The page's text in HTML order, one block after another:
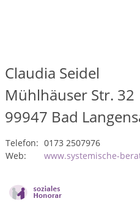
Claudia Seidel
Mühlhäuser Str. 32
99947 Bad
Telefon: 0173 2507976
Web:
www.systemische-